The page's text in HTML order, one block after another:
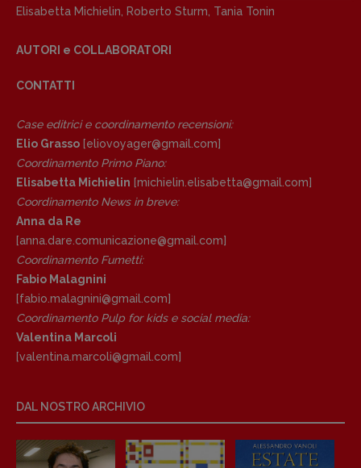
recensioni:
Coordinamento Primo Piano
[michielin.elisabetta@gmail.com]
Anna da Re
[anna.dare.comunicazione@gmail.
com]
Coordinamento Fumetti:
media:
Valentina Marcoli
[valentina.marcoli@gmail.
ARCHIVIO E AUTORI
Elisabetta Michielin, Roberto Sturm, Tania Tonin
AUTORI e COLLABORATORI
CONTATTI
Case editrici e coordinamento recensioni:
Elio Grasso [eliovoyager@gmail.com]
Coordinamento Primo Piano:
Elisabetta Michielin [michielin.elisabetta@gmail.com]
Coordinamento News in breve:
Anna da Re
[anna.dare.comunicazione@gmail.com]
Coordinamento Fumetti:
Fabio Malagnini
[fabio.malagnini@gmail.com]
Coordinamento Pulp for kids e social media:
Valentina Marcoli
[valentina.marcoli@gmail.com]
DAL NOSTRO ARCHIVIO